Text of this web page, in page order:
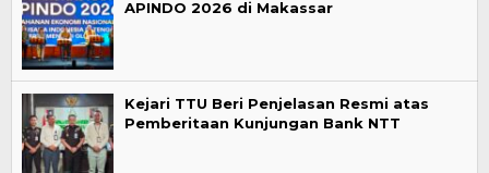
APINDO 2026 di Makassar
Kejari TTU Beri Penjelasan Resmi atas
Pemberitaan Kunjungan Bank NTT